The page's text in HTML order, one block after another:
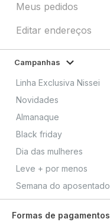
Meus pedidos
Editar endereços
Campanhas
Linha Exclusiva Nissei
Novidades
Almanaque
Black friday
Dia das mulheres
Leve + por menos
Semana do aposentado
Formas de pagamentos